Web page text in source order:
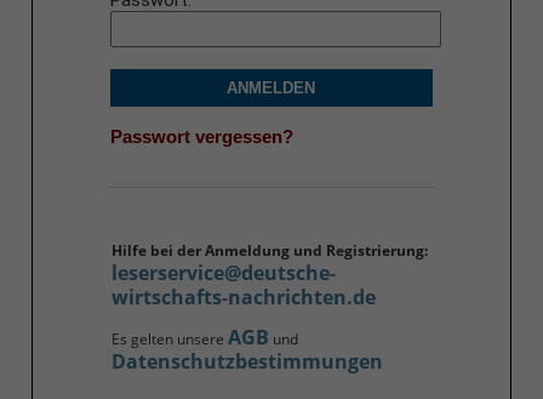
ANMELDEN
Passwort vergessen?
Hilfe bei der Anmeldung und Registrierung:
leserservice@deutsche-
wirtschafts-nachrichten.de
Es gelten unsere AGB und
Datenschutzbestimmungen